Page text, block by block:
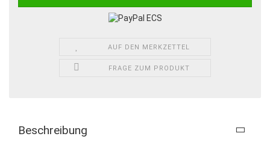
AUF DEN MERKZETTEL
FRAGE ZUM PRODUKT
Beschreibung